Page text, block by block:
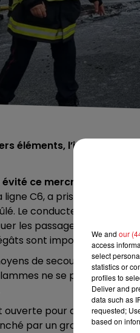
- 12h00
éléments, l’incendie
évité ce mercredi après-
C6, a pris feu. Selon
Le conducteur a
les passagers à temps,
sont importants, mais
de secours ont été
ne se propagent
ouverte pour déterminer
par un groupe de
We and our
access
select
statistics or
profiles to
Deliver and
data such as
requested;
based on